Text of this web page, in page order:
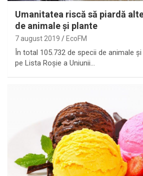
Umanitatea riscă să piardă
de animale și plante
7 august 2019 EcoFM
În total 105.732 de specii de animale
pe Lista Roșie a Uniunii…